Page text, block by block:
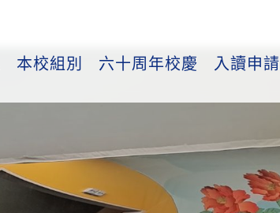
本校組別 六十周年校慶 入讀申請